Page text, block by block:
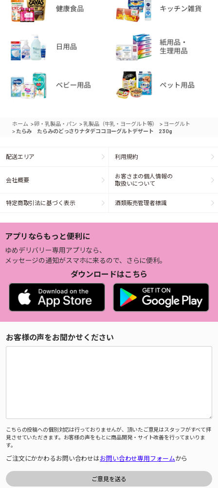
ホーム >卵・乳製品・パン >乳製品（牛乳・ヨーグルト等） > ヨーグルト
> たらみ たらみのどっさりナタデココヨーグルトデザート 230g
配送エリア 利用規約
会社概要
お客さまの個人情報の
取扱いについて
特定商取引法に基づく表示 酒類販売管理者標識
アプリならもっと便利に
ゆめデリバリー専用アプリなら、
メッセージの通知がスマホに来るので、さらに便利。
ダウンロードはこちら
お客様の声をお聞かせください
こちらの投稿への個別対応は行っておりませんが、頂いたご意見はスタッフがすべて拝
見させていただきます。お客様の声をもとに商品開発・サイト改善を行ってまいりま
す。
ご注文にかかわるお問い合わせはお問い合わせ専用フォームから